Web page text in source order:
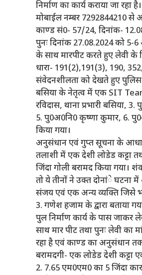
निर्माण का कार्य कराया जा
मोबाईल नम्बर 7292844210 से
काण्ड सं0- 57/24, दिनांक-
पुनः दिनांक 27.08.2024 को 5-6
के साथ मारपीट करते हुए लेवी के
धारा- 191(2),191(3), 190,
संवेदनशीलता को देखते हुए पुलिस
बसिया के नेतृत्व में एक SIT
रविदास, थाना प्रभारी बसिया,
5. पु0अ0नि0 कृष्णा कुमार, 6.
किया गया।
अनुसंधान एवं गुप्त सूचना के आधार
तलाशी में एक देशी लोडेड कट्टा
जिंदा गोली बरामद किया
तो ये तीनों ने उक्त दोनांे घटना
संजय एवं एक अन्य व्यक्ति जिसे
3. गणेश हजाम के द्वारा बताया
पुल निर्माण कार्य के पास जाकर
साथ मार पीट तथा पुनः लेवी का
रहा है एवं काण्ड का अनुसंधान
बरामदगी- एक लोडेड देशी कट्टा
2. 7.65 एम0एम0 का 5 जिंदा